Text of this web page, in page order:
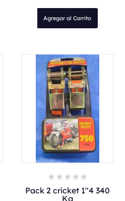
Agregar al Carrito
Pack 2 cricket 1"4 340
Kg